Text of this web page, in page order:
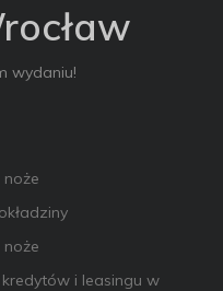
wydaniu!
noże
noże
i leasingu w